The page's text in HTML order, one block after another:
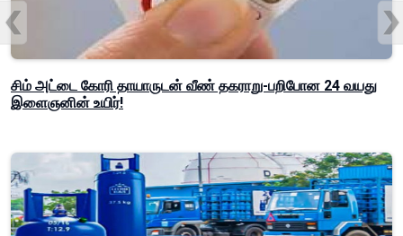
சிம் அட்டை கோரி தாயாருடன் வீண் தகராறு-பறிபோன 24 வயது
இளைஞனின் உயிர்!